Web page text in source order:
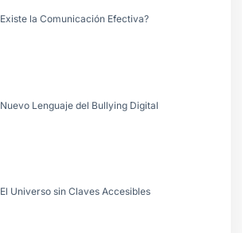
Existe la Comunicación Efectiva?
Nuevo Lenguaje del Bullying Digital
El Universo sin Claves Accesibles